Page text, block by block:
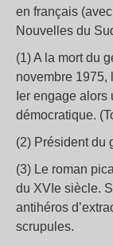
en français
Nouvelles du
(1) A la mort du
novembre 1975,
Ier engage
démocratique.
(2) Président du
(3) Le roman
du XVIe siècle.
antihéros
scrupules.